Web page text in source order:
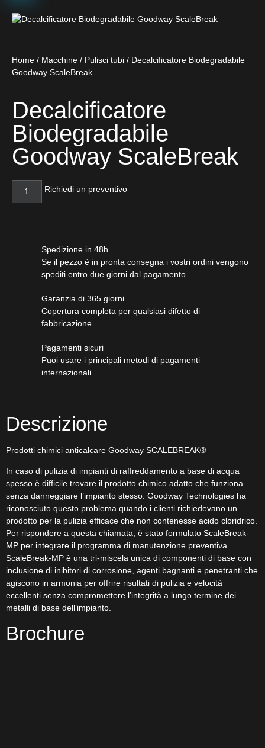
Home / Macchine / Pulisci tubi / Decalcificatore Biodegradabile
Goodway ScaleBreak
Decalcificatore
Biodegradabile
Goodway ScaleBreak
Richiedi un preventivo
Spedizione in 48h
Se il pezzo è in pronta consegna i vostri ordini vengono
spediti entro due giorni dal pagamento.
Garanzia di 365 giorni
Copertura completa per qualsiasi difetto di
fabbricazione.
Pagamenti sicuri​
Puoi usare i principali metodi di pagamenti
internazionali.
Descrizione
Prodotti chimici anticalcare Goodway SCALEBREAK®
In caso di pulizia di impianti di raffreddamento a base di acqua
spesso è difficile trovare il prodotto chimico adatto che funziona
senza danneggiare l’impianto stesso. Goodway Technologies ha
riconosciuto questo problema quando i clienti richiedevano un
prodotto per la pulizia efficace che non contenesse acido cloridrico.
Per rispondere a questa chiamata, è stato formulato ScaleBreak-
MP per integrare il programma di manutenzione preventiva.
ScaleBreak-MP è una tri-miscela unica di componenti di base con
inclusione di inibitori di corrosione, agenti bagnanti e penetranti che
agiscono in armonia per offrire risultati di pulizia e velocità
eccellenti senza compromettere l’integrità a lungo termine dei
metalli di base dell’impianto.
Brochure